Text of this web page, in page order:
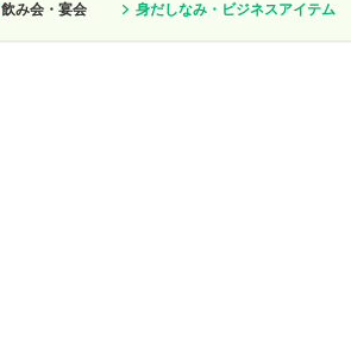
飲み会・宴会 身だしなみ・ビジネスアイテム